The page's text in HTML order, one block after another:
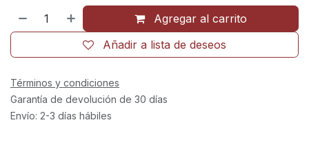
Agregar al carrito
Añadir a lista de deseos
Términos y condiciones
Garantía de devolución de 30 días
Envío: 2-3 días hábiles